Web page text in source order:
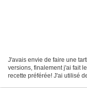
J'avais envie de faire une
versions, finalement j'ai fait
recette préférée! J'ai utilisé